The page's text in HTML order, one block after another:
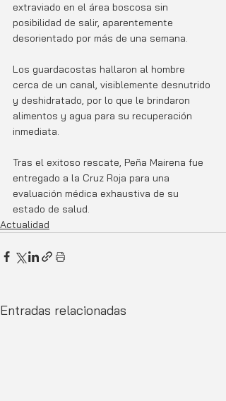
extraviado en el área boscosa sin
posibilidad de salir, aparentemente
desorientado por más de una semana.
Los guardacostas hallaron al hombre
cerca de un canal, visiblemente desnutrido
y deshidratado, por lo que le brindaron
alimentos y agua para su recuperación
inmediata.
Tras el exitoso rescate, Peña Mairena fue
entregado a la Cruz Roja para una
evaluación médica exhaustiva de su
estado de salud.
Actualidad
Entradas relacionadas